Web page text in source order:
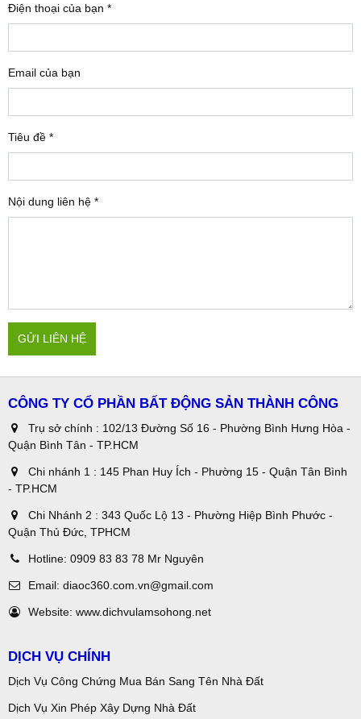
Điện thoại của bạn *
Email của bạn
Tiêu đề *
Nội dung liên hệ *
GỬI LIÊN HỆ
CÔNG TY CỔ PHẦN BẤT ĐỘNG SẢN THÀNH CÔNG
Trụ sở chính : 102/13 Đường Số 16 - Phường Bình Hưng Hòa -
Quận Bình Tân - TP.HCM
Chi nhánh 1 : 145 Phan Huy Ích - Phường 15 - Quận Tân Bình
- TP.HCM
Chi Nhánh 2 : 343 Quốc Lộ 13 - Phường Hiệp Bình Phước -
Quận Thủ Đức, TPHCM
Hotline: 0909 83 83 78 Mr Nguyên
Email: diaoc360.com.vn@gmail.com
Website: www.dichvulamsohong.net
DỊCH VỤ CHÍNH
Dịch Vụ Công Chứng Mua Bán Sang Tên Nhà Đất
Dịch Vụ Xin Phép Xây Dựng Nhà Đất